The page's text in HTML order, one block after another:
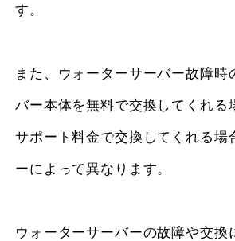
す。
また、ウォーターサーバー故障時
バー本体を無料で交換してくれる
サポート料金で交換してくれる場
ーによって異なります。
ウォーターサーバーの故障や交換